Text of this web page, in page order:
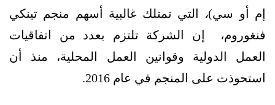
إم أو سي)،
التي تمتلك غالبية أسهم منجم تينكي
فنغوروم، إن الشركة تلتزم بعدد من اتفاقيات
العمل الدولية وقوانين العمل المحلية، منذ أن
استحوذت على المنجم في عام 2016.